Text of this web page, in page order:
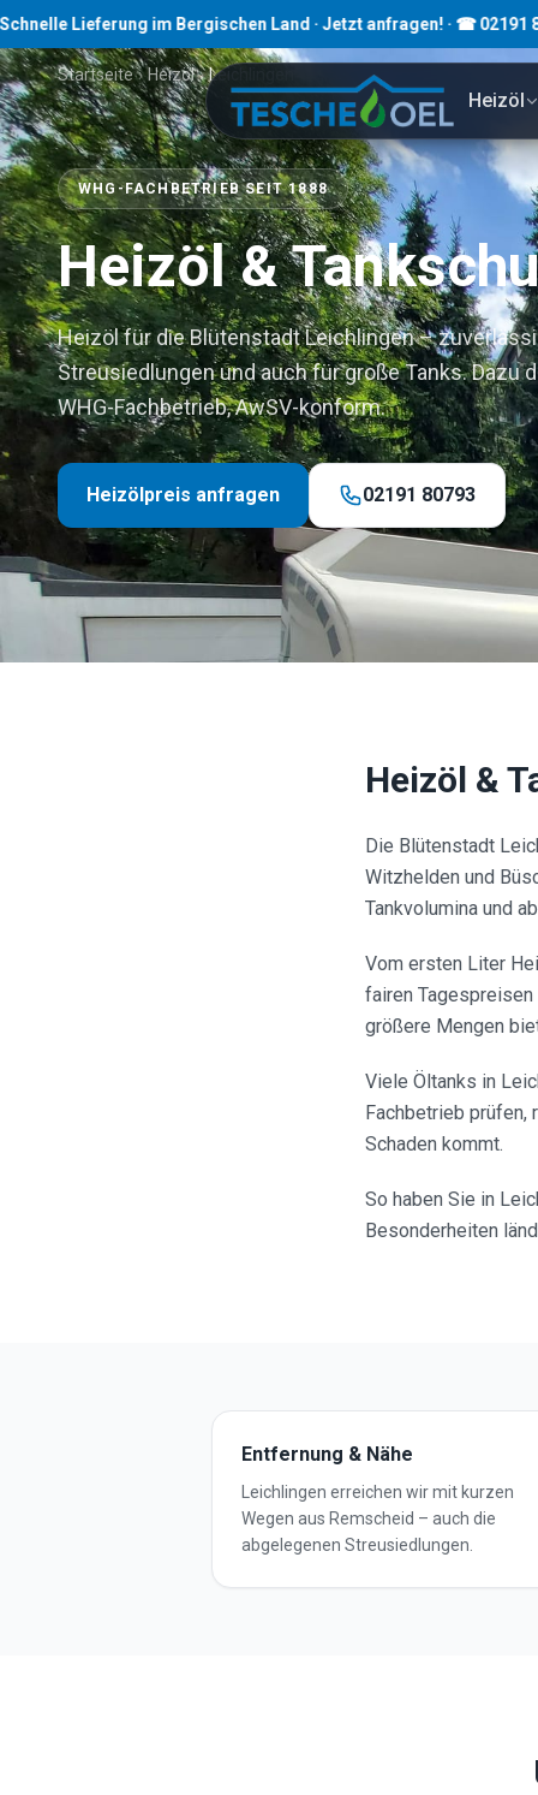
im Bergischen Land · Jetzt anfragen! · ☎ 02191 80793
Heizöl
Startseite › Heizöl › Leichlingen
WHG-FACHBETRIEB SEIT 1888
Heizöl &
Heizöl für die Blütenstadt Leichlingen –
Streusiedlungen und auch für große Tanks. Dazu
WHG-Fachbetrieb, AwSV-konform.
Heizölpreis anfragen 02191 80793
Heizöl &
Die Blütenstadt
Witzhelden und
Tankvolumina und
Vom ersten Liter
fairen Tagespreisen
größere Mengen
Viele Öltanks in
Fachbetrieb prüfen,
Schaden kommt.
So haben Sie in
Besonderheiten
Entfernung & Nähe
Leichlingen erreichen wir mit kurzen
Wegen aus Remscheid – auch die
abgelegenen Streusiedlungen.